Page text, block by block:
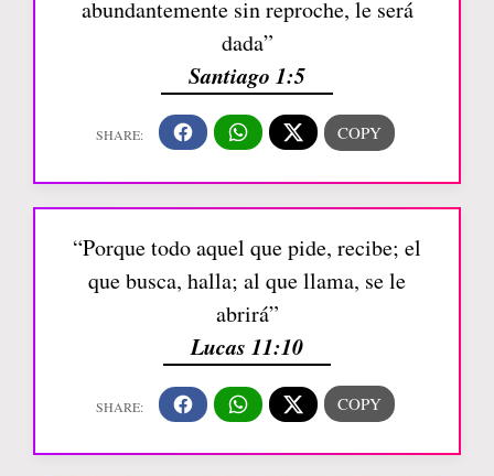
abundantemente sin reproche, le será
dada”
Santiago 1:5
“Porque todo aquel que pide, recibe; el
que busca, halla; al que llama, se le
abrirá”
Lucas 11:10